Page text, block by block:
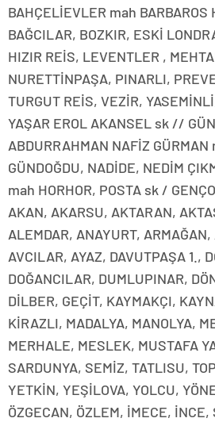
BAHÇELİEVLER mah BARBAROS
BAĞCILAR, BOZKIR, ESKİ
HIZIR REİS, LEVENTLER ,
NURETTİNPAŞA, PINARLI,
TURGUT REİS, VEZİR,
YAŞAR EROL AKANSEL sk //
ABDURRAHMAN NAFİZ GÜRMAN
GÜNDOĞDU, NADİDE, NEDİM
mah HORHOR, POSTA sk /
AKAN, AKARSU, AKTARAN,
ALEMDAR, ANAYURT,
AVCILAR, AYAZ, DAVUTPAŞA 1.,
DOĞANCILAR, DUMLUPINAR,
DİLBER, GEÇİT, KAYMAKÇI,
KİRAZLI, MADALYA, MANOLYA,
MERHALE, MESLEK, MUSTAFA
SARDUNYA, SEMİZ, TATLISU,
YETKİN, YEŞİLOVA, YOLCU,
ÖZGECAN, ÖZLEM, İMECE, İNCE,